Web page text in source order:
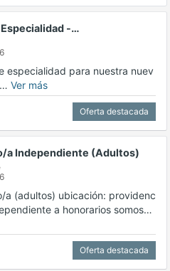
-…
especialidad para nuestra nuev
Ver más
Oferta destacada
a Independiente (Adultos)
a (adultos) ubicación: providenc
a honorarios somos…
Oferta destacada